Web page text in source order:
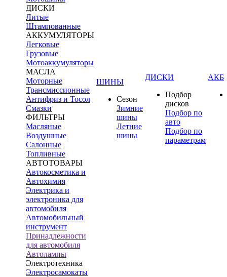
ДИСКИ
Литые
Штампованные
АККУМУЛЯТОРЫ
Легковые
Грузовые
Мотоаккумуляторы
МАСЛА
Моторные
Трансмиссионные
Антифриз и Тосол
Смазки
ФИЛЬТРЫ
Масляные
Воздушные
Салонные
Топливные
АВТОТОВАРЫ
Автокосметика и
Автохимия
Электрика и
электроника для
автомобиля
Автомобильный
инструмент
Принадлежности
для автомобиля
Автолампы
Электротехника
Электросамокаты
ШИНЫ
Сезон
Зимние
шины
Летние
шины
ДИСКИ
Подбор
дисков
Подбор по
авто
Подбор по
параметрам
АКБ